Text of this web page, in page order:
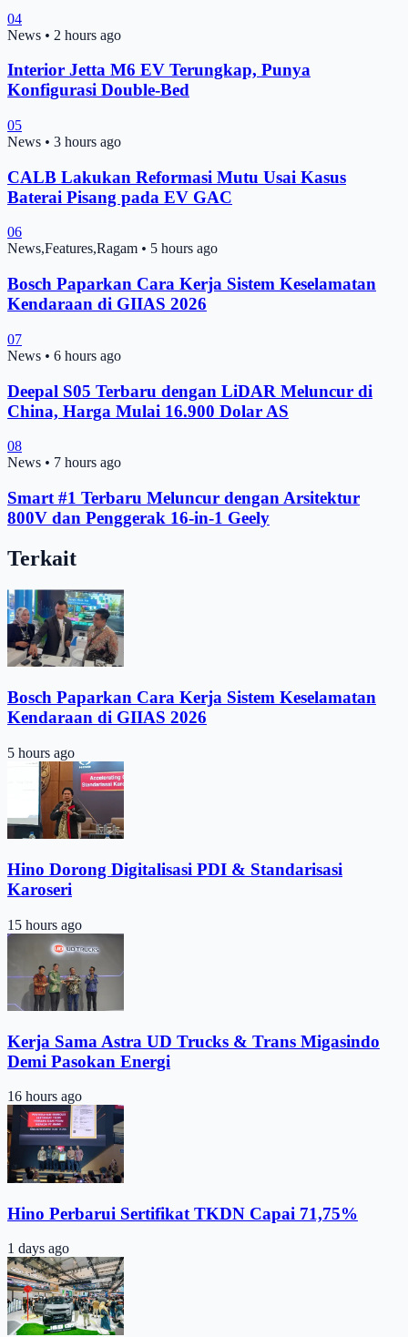
04
News • 2 hours ago
Interior Jetta M6 EV Terungkap, Punya
Konfigurasi Double-Bed
05
News • 3 hours ago
CALB Lakukan Reformasi Mutu Usai Kasus
Baterai Pisang pada EV GAC
06
News,Features,Ragam • 5 hours ago
Bosch Paparkan Cara Kerja Sistem Keselamatan
Kendaraan di GIIAS 2026
07
News • 6 hours ago
Deepal S05 Terbaru dengan LiDAR Meluncur di
China, Harga Mulai 16.900 Dolar AS
08
News • 7 hours ago
Smart #1 Terbaru Meluncur dengan Arsitektur
800V dan Penggerak 16-in-1 Geely
Terkait
Bosch Paparkan Cara Kerja Sistem Keselamatan
Kendaraan di GIIAS 2026
5 hours ago
Hino Dorong Digitalisasi PDI & Standarisasi
Karoseri
15 hours ago
Kerja Sama Astra UD Trucks & Trans Migasindo
Demi Pasokan Energi
16 hours ago
Hino Perbarui Sertifikat TKDN Capai 71,75%
1 days ago